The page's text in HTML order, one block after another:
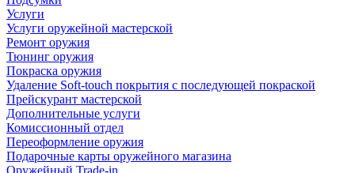
Услуги
Услуги оружейной мастерской
Ремонт оружия
Тюнинг оружия
Покраска оружия
Удаление Soft-touch покрытия с последующей покраской
Прейскурант мастерской
Дополнительные услуги
Комиссионный отдел
Переоформление оружия
Подарочные карты оружейного магазина
Оружейный Trade-in